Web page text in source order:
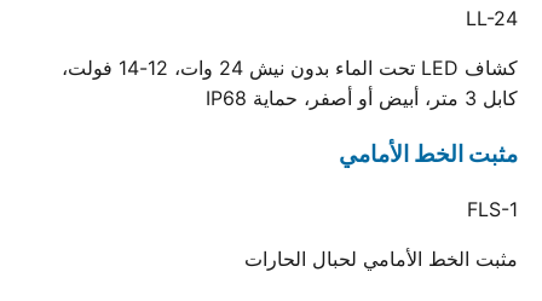
LL-24
كشاف LED تحت الماء بدون نيش 24 وات، 12-14 فولت،
كابل 3 متر، أبيض أو أصفر، حماية IP68
مثبت الخط الأمامي
FLS-1
مثبت الخط الأمامي لحبال الحارات